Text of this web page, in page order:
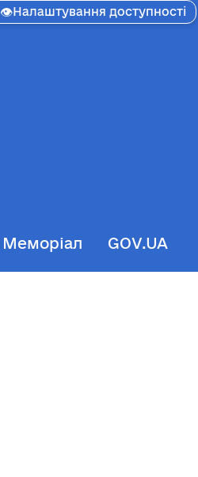
👁Налаштування доступності
Меморіал GOV.UA